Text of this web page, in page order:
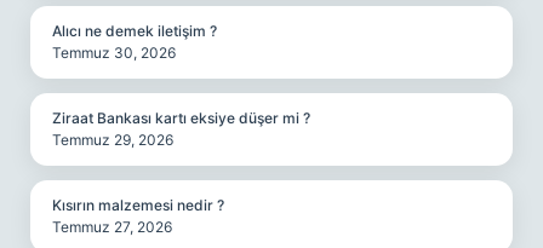
Alıcı ne demek iletişim ?
Temmuz 30, 2026
Ziraat Bankası kartı eksiye düşer mi ?
Temmuz 29, 2026
Kısırın malzemesi nedir ?
Temmuz 27, 2026